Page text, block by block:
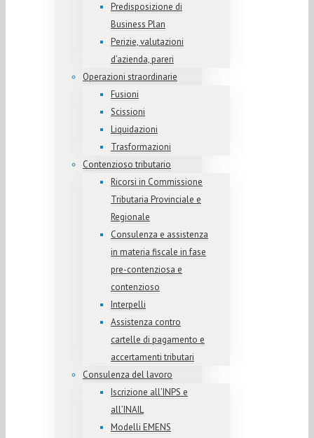
Predisposizione di
Business Plan
Perizie, valutazioni
d’azienda, pareri
Operazioni straordinarie
Fusioni
Scissioni
Liquidazioni
Trasformazioni
Contenzioso tributario
Ricorsi in Commissione
Tributaria Provinciale e
Regionale
Consulenza e assistenza
in materia fiscale in fase
pre-contenziosa e
contenzioso
Interpelli
Assistenza contro
cartelle di pagamento e
accertamenti tributari
Consulenza del lavoro
Iscrizione all’INPS e
all’INAIL
Modelli EMENS